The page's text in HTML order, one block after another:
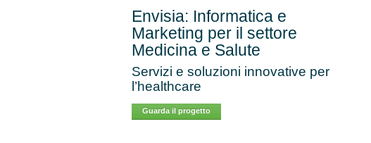
Envisia: Informatica e
Marketing per il settore
Medicina e Salute
Servizi e soluzioni innovative per
l’healthcare
Guarda il progetto